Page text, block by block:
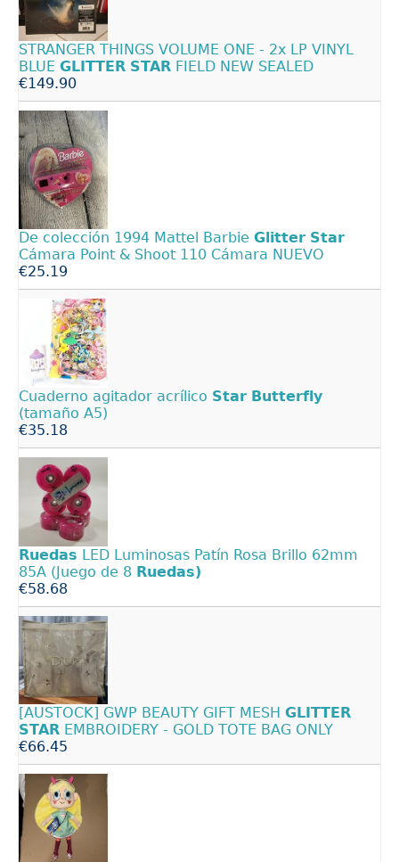
STRANGER THINGS VOLUME ONE - 2x LP VINYL
BLUE GLITTER STAR FIELD NEW SEALED
€149.90
De colección 1994 Mattel Barbie Glitter Star
Cámara Point & Shoot 110 Cámara NUEVO
€25.19
Cuaderno agitador acrílico Star Butterfly
(tamaño A5)
€35.18
Ruedas LED Luminosas Patín Rosa Brillo 62mm
85A (Juego de 8 Ruedas)
€58.68
[AUSTOCK] GWP BEAUTY GIFT MESH GLITTER
STAR EMBROIDERY - GOLD TOTE BAG ONLY
€66.45